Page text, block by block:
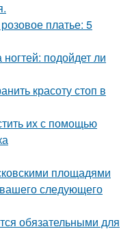
платье: 5
подойдет ли
красоту стоп в
их с помощью
площадями
следующего
обязательными для